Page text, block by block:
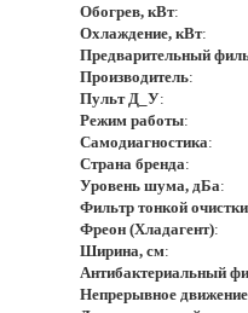
Обогрев, кВт:
Охлаждение, кВт:
Предварительный
Производитель:
Пульт Д_У:
Режим работы:
Самодиагностика:
Страна бренда:
Уровень шума, дБа:
Фильтр тонкой
Фреон (Хладагент):
Ширина, см:
Антибактериальный
Непрерывное